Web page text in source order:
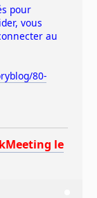
pour
vous
au
80-
le